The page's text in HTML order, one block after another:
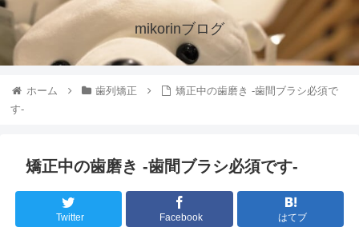
mikorinブログ
ホーム 歯列矯正
矯正中の歯磨き -歯間ブラシ必須で
す-
矯正中の歯磨き -歯間ブラシ必須です-
Twitter Facebook はてブ